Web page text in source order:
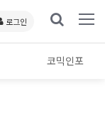
로그인
코믹인포